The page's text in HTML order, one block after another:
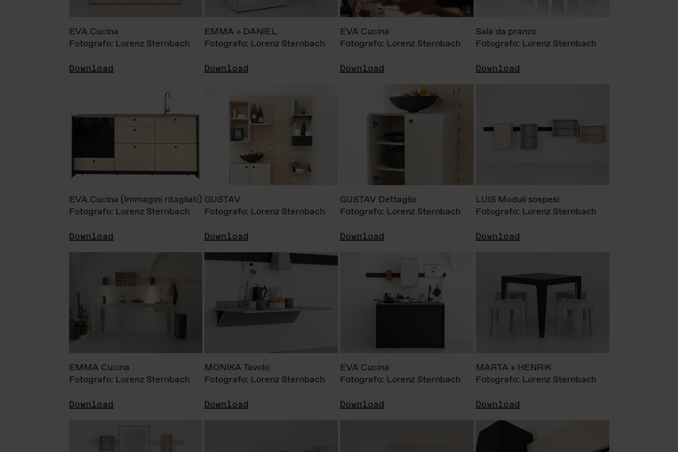
EVA Cucina
Fotografo: Lorenz Sternbach
Download
EMMA + DANIEL
Fotografo: Lorenz Sternbach
Download
EVA Cucina
Fotografo: Lorenz Sternbach
Download
Sala da pranzo
Fotografo: Lorenz Sternbach
Download
EVA Cucina (Immagini ritagliati)
Fotografo: Lorenz Sternbach
Download
GUSTAV
Fotografo: Lorenz Sternbach
Download
GUSTAV Dettaglio
Fotografo: Lorenz Sternbach
Download
LUIS Moduli sospesi
Fotografo: Lorenz Sternbach
Download
EMMA Cucina
Fotografo: Lorenz Sternbach
Download
MONIKA Tavolo
Fotografo: Lorenz Sternbach
Download
EVA Cucina
Fotografo: Lorenz Sternbach
Download
MARTA + HENRIK
Fotografo: Lorenz Sternbach
Download